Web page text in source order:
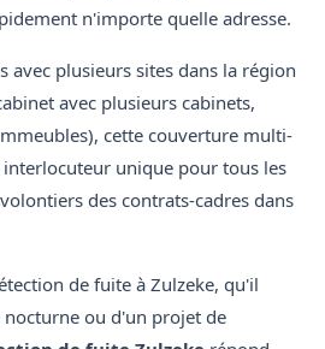
n'importe quelle adresse.
avec plusieurs sites dans la région
avec plusieurs cabinets,
cette couverture multi-
unique pour tous les
des contrats-cadres dans
de fuite à Zulzeke, qu'il
nocturne ou d'un projet de